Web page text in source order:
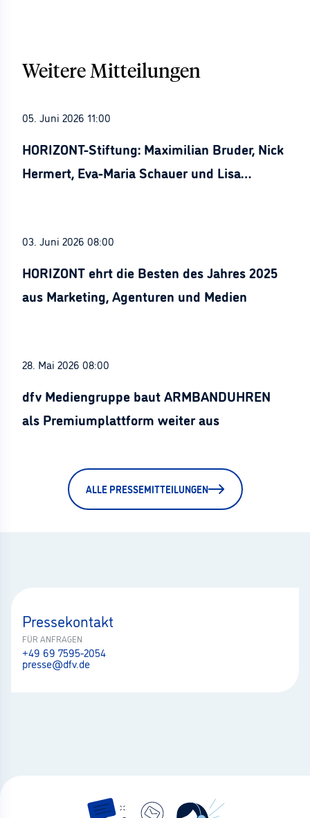
Weitere Mitteilungen
05. Juni 2026 11:00
HORIZONT-Stiftung: Maximilian Bruder, Nick
Hermert, Eva-Maria Schauer und Lisa
03. Juni 2026 08:00
HORIZONT ehrt die Besten des Jahres 2025
aus Marketing, Agenturen und Medien
28. Mai 2026 08:00
dfv Mediengruppe baut ARMBANDUHREN
als Premiumplattform weiter aus
ALLE PRESSEMITTEILUNGEN
Pressekontakt
FÜR ANFRAGEN
+49 69 7595-2054
presse@dfv.de